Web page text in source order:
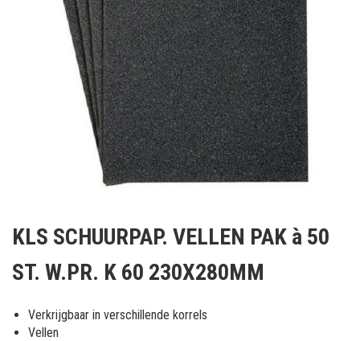
het
van
afbeeldingen-
gallerij
KLS SCHUURPAP. VELLEN PAK à 50
ST. W.PR. K 60 230X280MM
Verkrijgbaar in verschillende korrels
Vellen